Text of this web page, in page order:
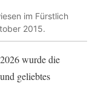
im Fürstlich
2015.
wurde die
geliebtes